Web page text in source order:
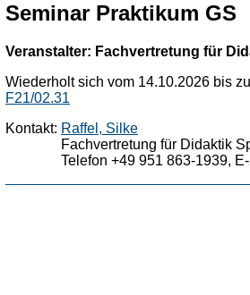
Seminar Praktikum GS
Veranstalter: Fachvertretung für
Wiederholt sich vom 14.10.2026 bis
F21/02.31
Kontakt: Raffel, Silke
Fachvertretung für Didaktik
Telefon +49 951 863-1939,